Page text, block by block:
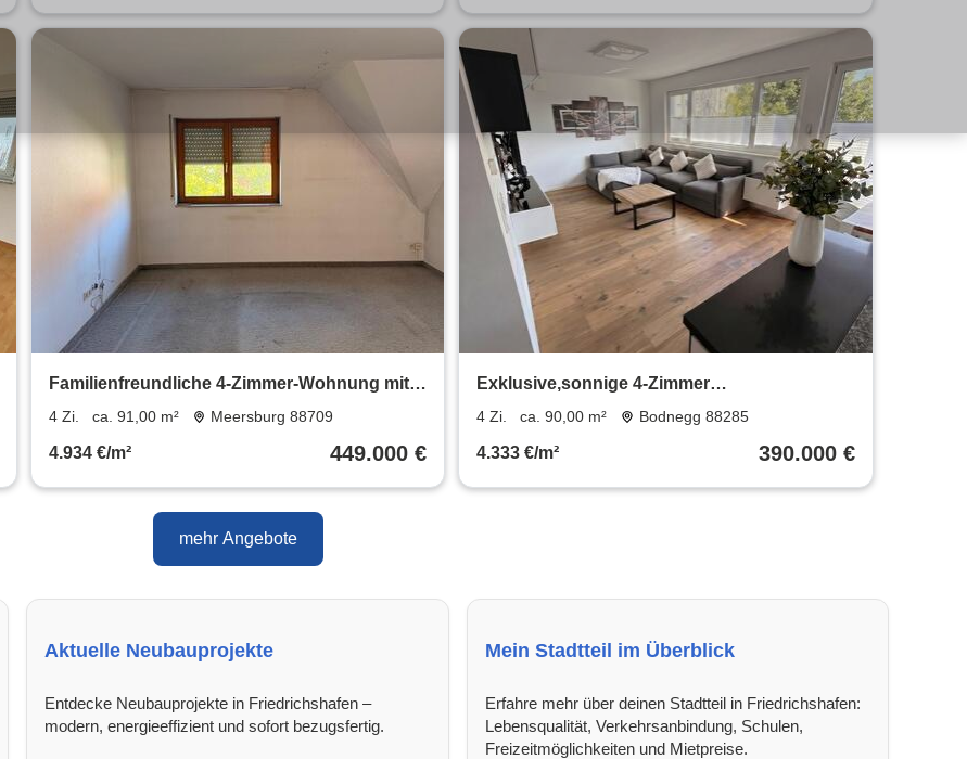
Familienfreundliche 4-Zimmer-Wohnung mit
TG und Balkon
4 Zi. ca. 91,00 m² Meersburg 88709
4.934 €/m² 449.000 €
Exklusive,sonnige 4-Zimmer
Dachgeschosswohnung mit großem Balkon
4 Zi. ca. 90,00 m² Bodnegg 88285
4.333 €/m² 390.000 €
mehr Angebote
Aktuelle Neubauprojekte
Entdecke Neubauprojekte in Friedrichshafen –
modern, energieeffizient und sofort bezugsfertig.
Mein Stadtteil im Überblick
Erfahre mehr über deinen Stadtteil in Friedrichshafen:
Lebensqualität, Verkehrsanbindung, Schulen,
Freizeitmöglichkeiten und Mietpreise.